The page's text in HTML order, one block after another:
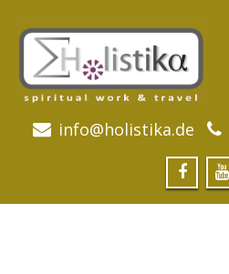
info@holistika.de